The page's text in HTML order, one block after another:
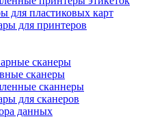
для пластиковых карт
для принтеров
сканеры
сканеры
сканнеры
для сканеров
данных